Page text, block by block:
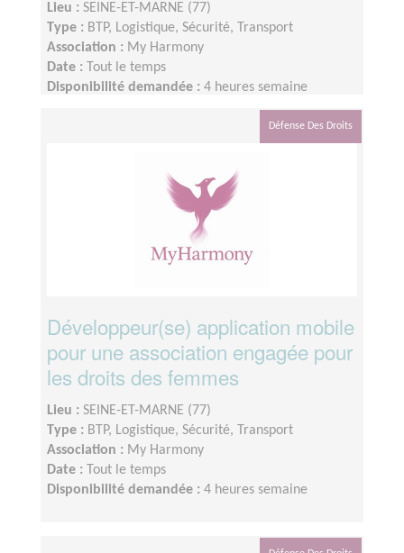
Lieu : SEINE-ET-MARNE (77)
Type : BTP, Logistique, Sécurité, Transport
Association : My Harmony
Date :
Tout le temps
Disponibilité demandée : 4 heures semaine
Défense Des Droits
Développeur(se) application mobile
pour une association engagée pour
les droits des femmes
Lieu : SEINE-ET-MARNE (77)
Type : BTP, Logistique, Sécurité, Transport
Association : My Harmony
Date :
Tout le temps
Disponibilité demandée : 4 heures semaine